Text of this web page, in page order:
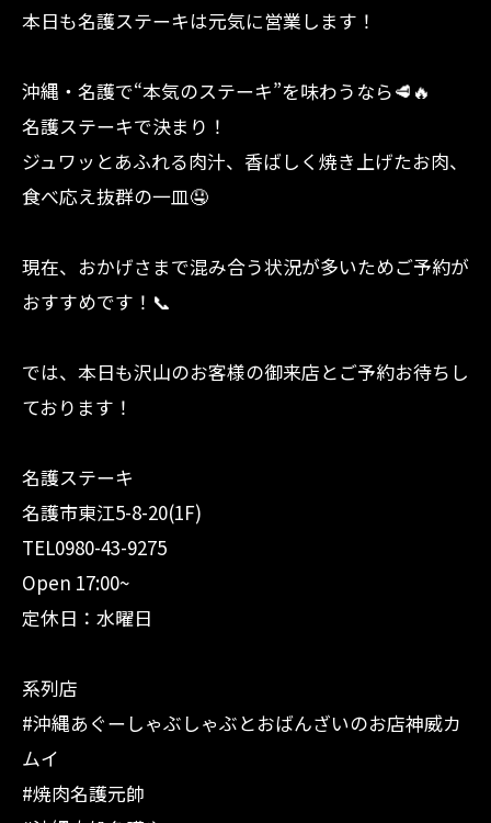
本日も名護ステーキは元気に営業します！
沖縄・名護で“本気のステーキ”を味わうなら🥩🔥
名護ステーキで決まり！
ジュワッとあふれる肉汁、香ばしく焼き上げたお肉、
食べ応え抜群の一皿🤤
現在、おかげさまで混み合う状況が多いためご予約が
おすすめです！📞
では、本日も沢山のお客様の御来店とご予約お待ちし
ております！
名護ステーキ
名護市東江5-8-20(1F)
TEL0980-43-9275
Open 17:00~
定休日：水曜日
系列店
#沖縄あぐーしゃぶしゃぶとおばんざいのお店神威カ
ムイ
#焼肉名護元帥